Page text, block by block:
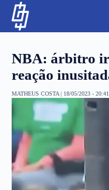
NBA: árbitro
reação
MATHEUS COSTA | 18/05/2023 - 20:41